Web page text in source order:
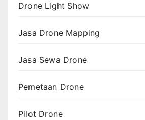
Drone Light Show
Jasa Drone Mapping
Jasa Sewa Drone
Pemetaan Drone
Pilot Drone